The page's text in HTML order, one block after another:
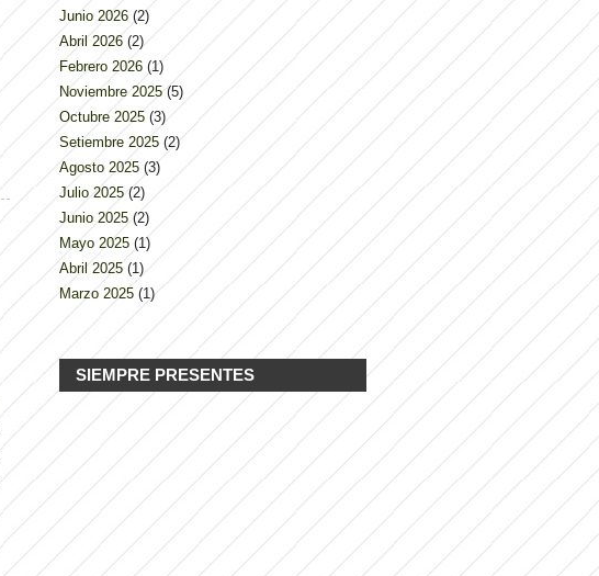
Junio 2026 (2)
Abril 2026 (2)
Febrero 2026 (1)
Noviembre 2025 (5)
Octubre 2025 (3)
Setiembre 2025 (2)
Agosto 2025 (3)
Julio 2025 (2)
Junio 2025 (2)
Mayo 2025 (1)
Abril 2025 (1)
Marzo 2025 (1)
SIEMPRE PRESENTES